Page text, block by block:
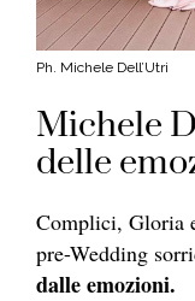
Ph. Michele Dell’Utri
Michele
delle
Complici, Gloria
pre-Wedding
dalle emozioni.